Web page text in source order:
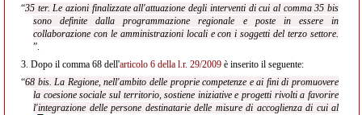
“35 ter. Le azioni finalizzate all'attuazione degli interventi di cui al comma 35 bis
sono definite dalla programmazione regionale e poste in essere in
collaborazione con le amministrazioni locali e con i soggetti del terzo settore.
”.
3. Dopo il comma 68 dell'articolo 6 della l.r. 29/2009 è inserito il seguente:
“68 bis. La Regione, nell'ambito delle proprie competenze e ai fini di promuovere
la coesione sociale sul territorio, sostiene iniziative e progetti rivolti a favorire
l'integrazione delle persone destinatarie delle misure di accoglienza di cui al